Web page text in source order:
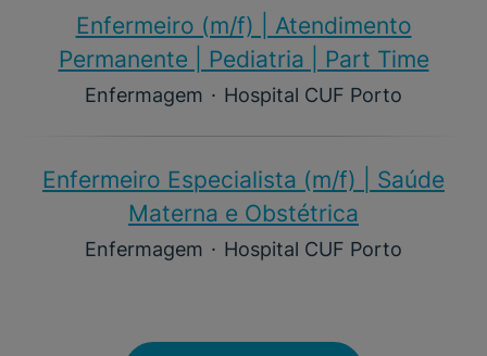
Enfermeiro (m/f)​ | Atendimento
Permanente | Pediatria | Part Time
Enfermagem · Hospital CUF Porto
Enfermeiro Especialista (m/f)​ | Saúde
Materna e Obstétrica
Enfermagem · Hospital CUF Porto